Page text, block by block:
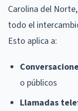
Carolina del
todo el
Esto aplica a:
o públicos
Llamadas